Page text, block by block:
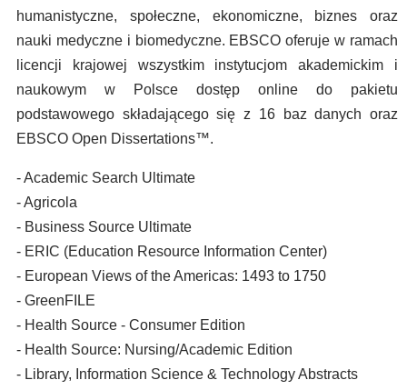
humanistyczne, społeczne, ekonomiczne, biznes oraz
nauki medyczne i biomedyczne. EBSCO oferuje w ramach
licencji krajowej wszystkim instytucjom akademickim i
naukowym w Polsce dostęp online do pakietu
podstawowego składającego się z 16 baz danych oraz
EBSCO Open Dissertations™.
- Academic Search Ultimate
- Agricola
- Business Source Ultimate
- ERIC (Education Resource Information Center)
- European Views of the Americas: 1493 to 1750
- GreenFILE
- Health Source - Consumer Edition
- Health Source: Nursing/Academic Edition
- Library, Information Science & Technology Abstracts